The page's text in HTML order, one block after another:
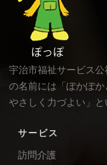
宇治市福祉サービス
の名前には「ぽかぽ
やさしく力づよい」
サービス
訪問介護